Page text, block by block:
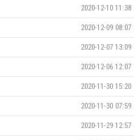
2020-12-10 11:38
2020-12-09 08:07
2020-12-07 13:09
2020-12-06 12:07
2020-11-30 15:20
2020-11-30 07:59
2020-11-29 12:57